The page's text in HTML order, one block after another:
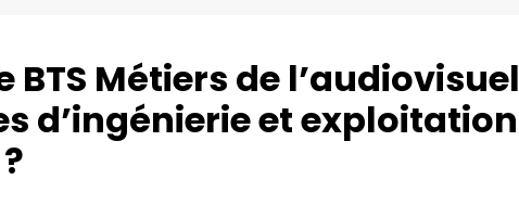
BTS Métiers de l’audiovisuel
d’ingénierie et exploitation